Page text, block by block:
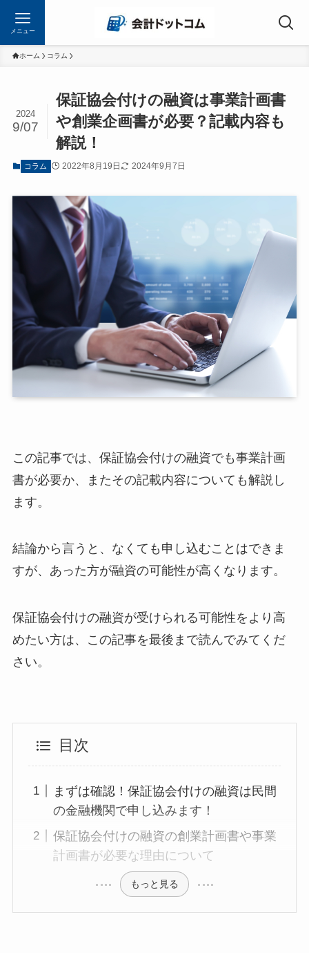
メニュー
ホーム コラム
保証協会付けの融資は事業計画書
や創業企画書が必要？記載内容も
解説！
2024
9/07
コラム 2022年8月19日 2024年9月7日
この記事では、保証協会付けの融資でも事業計画
書が必要か、またその記載内容についても解説し
ます。
結論から言うと、なくても申し込むことはできま
すが、あった方が融資の可能性が高くなります。
保証協会付けの融資が受けられる可能性をより高
めたい方は、この記事を最後まで読んでみてくだ
さい。
目次
まずは確認！保証協会付けの融資は民間
の金融機関で申し込みます！
保証協会付けの融資の創業計画書や事業
計画書が必要な理由について
もっと見る